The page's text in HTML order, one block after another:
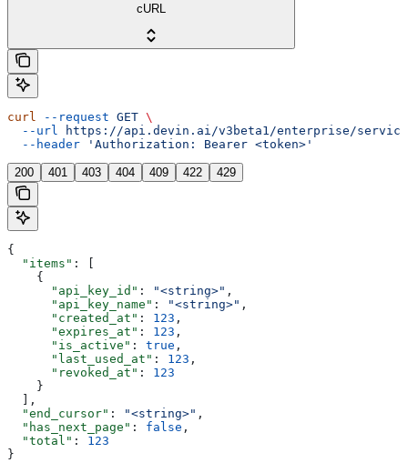
cURL
curl --request GET \
  --url
https://api.devin.ai/v3beta1/enterprise/
  --header
'Authorization: Bearer <token>'
200 401 403 404 409 422 429
{
  "items"
: [
    {
      "api_key_id"
: "<string>" ,
      "api_key_name"
: "<string>" ,
      "created_at"
: 123 ,
      "expires_at"
: 123 ,
      "is_active"
: true ,
      "last_used_at"
: 123 ,
      "revoked_at"
: 123
    }
  ],
  "end_cursor"
: "<string>" ,
  "has_next_page"
: false ,
  "total"
: 123
}